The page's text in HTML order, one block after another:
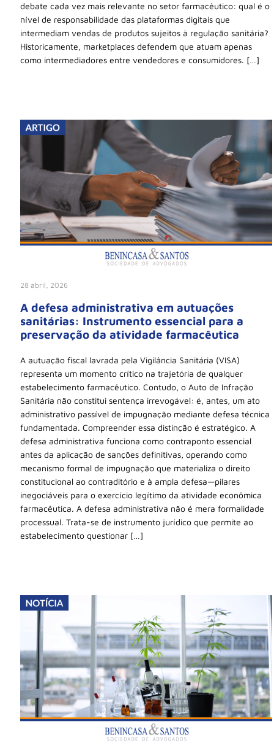
debate cada vez mais relevante no setor farmacêutico: qual é o
nível de responsabilidade das plataformas digitais que
intermediam vendas de produtos sujeitos à regulação sanitária?
Historicamente, marketplaces defendem que atuam apenas
como intermediadores entre vendedores e consumidores. […]
28 abril, 2026
A defesa administrativa em autuações
sanitárias: Instrumento essencial para a
preservação da atividade farmacêutica
A autuação fiscal lavrada pela Vigilância Sanitária (VISA)
representa um momento crítico na trajetória de qualquer
estabelecimento farmacêutico. Contudo, o Auto de Infração
Sanitária não constitui sentença irrevogável: é, antes, um ato
administrativo passível de impugnação mediante defesa técnica
fundamentada. Compreender essa distinção é estratégico. A
defesa administrativa funciona como contraponto essencial
antes da aplicação de sanções definitivas, operando como
mecanismo formal de impugnação que materializa o direito
constitucional ao contraditório e à ampla defesa—pilares
inegociáveis para o exercício legítimo da atividade econômica
farmacêutica. A defesa administrativa não é mera formalidade
processual. Trata-se de instrumento jurídico que permite ao
estabelecimento questionar […]